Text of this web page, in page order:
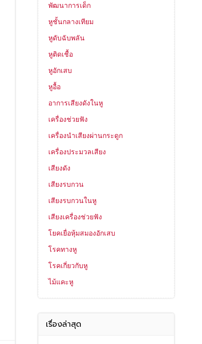
พัฒนาการเด็ก
หูชั้นกลางเทียม
หูดับฉับพลัน
หูติดเชื้อ
หูอักเสบ
หูอื้อ
อาการเสียงดังในหู
เครื่องช่วยฟัง
เครื่องนำเสียงผ่านกระดูก
เครื่องประมวลเสียง
เสียงดัง
เสียงรบกวน
เสียงรบกวนในหู
เสียงเครื่องช่วยฟัง
โยคเยื่อหุ้มสมองอักเสบ
โรคทางหู
โรคเกี่ยวกับหู
ไม้แคะหู
เรื่องล่าสุด